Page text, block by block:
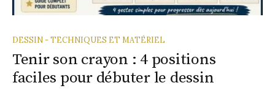
DESSIN - TECHNIQUES ET MATÉRIEL
Tenir son crayon : 4 positions
faciles pour débuter le dessin